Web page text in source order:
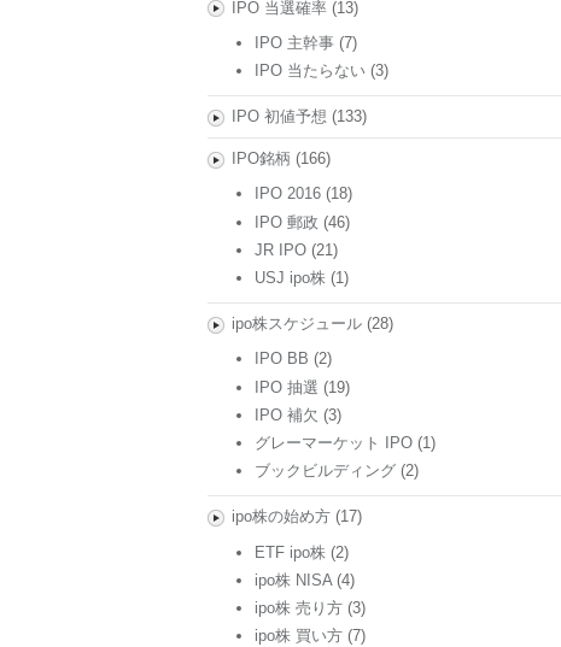
IPO 当選確率(13)
IPO 主幹事 (7)
IPO 当たらない (3)
IPO 初値予想 (133)
IPO銘柄 (166)
IPO 2016 (18)
IPO 郵政 (46)
JR IPO (21)
USJ ipo株 (1)
ipo株スケジュール(28)
IPO BB (2)
IPO 抽選 (19)
IPO 補欠 (3)
グレーマーケット IPO (1)
ブックビルディング (2)
ipo株の始め方(17)
ETF ipo株 (2)
ipo株 NISA (4)
ipo株 売り方 (3)
ipo株 買い方 (7)